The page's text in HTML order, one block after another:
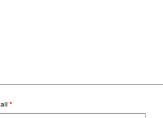
*